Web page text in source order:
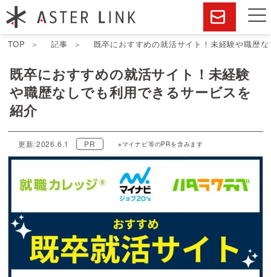
TOP 記事 既卒におすすめの就活サイト！未経験や職歴
既卒におすすめの就活サイト！未経験
や職歴なしでも利用できるサービスを
紹介
更新:2026.6.1 PR ※マイナビ等のPRを含みます